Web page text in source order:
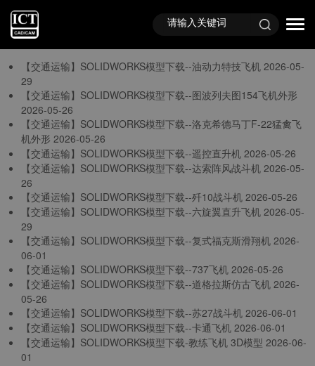
与“飞机模型”
首页TAG标签
【交通运输】SOLIDWORKS模型下载--油动力特技飞机 2026-05-
29
【交通运输】SOLIDWORKS模型下载--图波列夫图154飞机外形
2026-05-26
【交通运输】SOLIDWORKS模型下载--洛克希德马丁F-22猛禽飞
机外形 2026-05-26
【交通运输】SOLIDWORKS模型下载--遥控直升机 2026-05-26
【交通运输】SOLIDWORKS模型下载--达索阵风战斗机 2026-05-
26
【交通运输】SOLIDWORKS模型下载--歼10战斗机 2026-05-26
【交通运输】SOLIDWORKS模型下载--六旋翼直升飞机 2026-05-
29
【交通运输】SOLIDWORKS模型下载--复式福克斯滑翔机 2026-
06-01
【交通运输】SOLIDWORKS模型下载--737飞机 2026-05-26
【交通运输】SOLIDWORKS模型下载--道格拉斯仿古飞机 2026-
05-26
【交通运输】SOLIDWORKS模型下载--苏27战斗机 2026-06-01
【交通运输】SOLIDWORKS模型下载--卡通飞机 2026-06-01
【交通运输】SOLIDWORKS模型下载-教练飞机 3D模型 2026-06-
01